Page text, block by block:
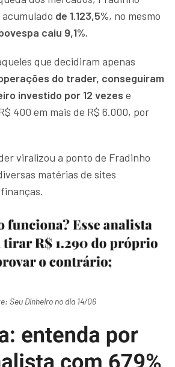
de 1.123,5%, no mesmo
caiu 9,1%.
que decidiram apenas
do trader, conseguiram
investido por 12 vezes e
400 em mais de R$ 6.000, por
viralizou a ponto de Fradinho
matérias de sites
Seu Dinheiro no dia 14/06